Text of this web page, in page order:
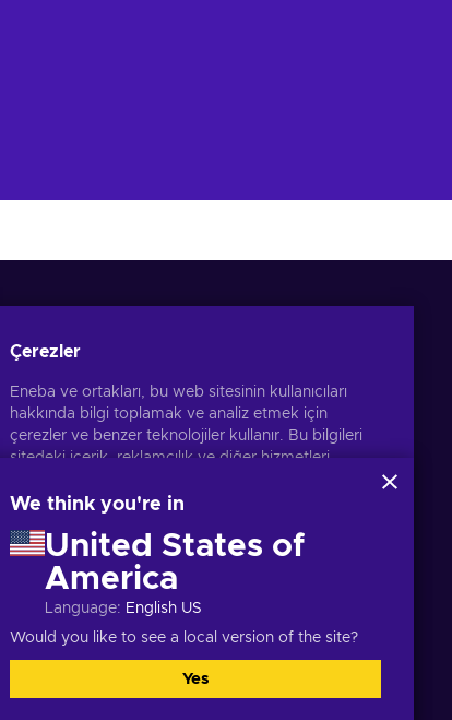
Çerezler
Eneba ve ortakları, bu web sitesinin kullanıcıları
hakkında bilgi toplamak ve analiz etmek için
çerezler ve benzer teknolojiler kullanır. Bu bilgileri
sitedeki içerik, reklamcılık ve diğer hizmetleri
reklam kişiselleştirmesi için de kullanılabilir.
Eneba ve ortakları tarafından kullanılmasına izin
vermiş olursunuz. 'Özelleştir'e tıklayarak izninizi
ayarlayabilirsiniz.
Google'ın verilerinizi nasıl kullandığı hakkında daha
fazla bilgi için bkz.Google İş Güvenliği ve Gizliliği.
We think you're in
United States of
America
Language: English US
Would you like to see a local version of the site?
Yes